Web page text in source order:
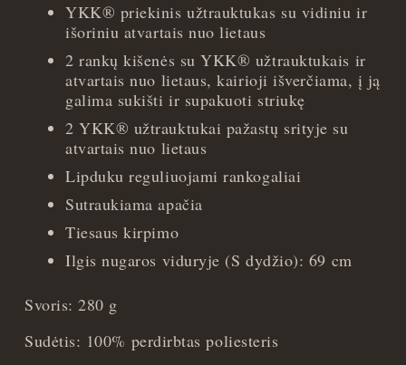
YKK® priekinis užtrauktukas su vidiniu ir
išoriniu atvartais nuo lietaus
2 rankų kišenės su YKK® užtrauktukais ir
atvartais nuo lietaus, kairioji išverčiama, į ją
galima sukišti ir supakuoti striukę
2 YKK® užtrauktukai pažastų srityje su
atvartais nuo lietaus
Lipduku reguliuojami rankogaliai
Sutraukiama apačia
Tiesaus kirpimo
Ilgis nugaros viduryje (S dydžio): 69 cm
Svoris: 280 g
Sudėtis: 100% perdirbtas poliesteris